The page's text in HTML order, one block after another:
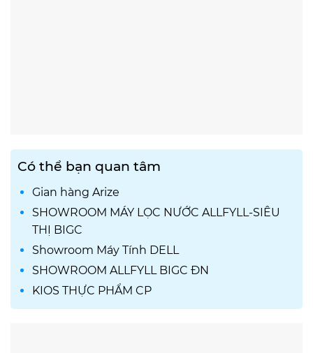
Có thể bạn quan tâm
Gian hàng Arize
SHOWROOM MÁY LỌC NƯỚC ALLFYLL-SIÊU
THỊ BIGC
Showroom Máy Tính DELL
SHOWROOM ALLFYLL BIGC ĐN
KIOS THỰC PHẨM CP